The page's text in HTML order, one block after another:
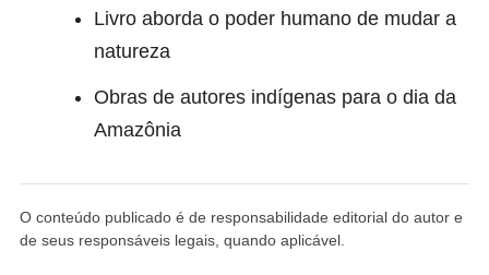
Livro aborda o poder humano de mudar a
natureza
Obras de autores indígenas para o dia da
Amazônia
O conteúdo publicado é de responsabilidade editorial do autor e
de seus responsáveis legais, quando aplicável.